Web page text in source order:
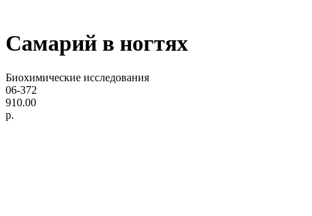
Самарий в ногтях
Биохимические исследования
06-372
910.00
р.